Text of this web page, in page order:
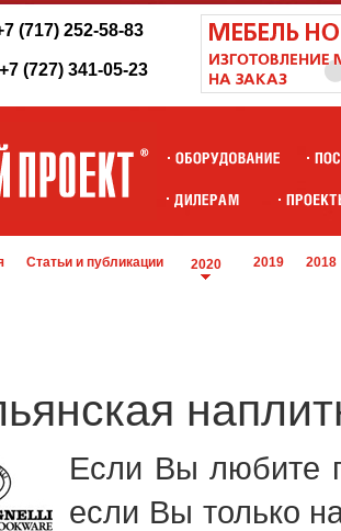
(717) 252-58-83
+7 (727) 341-05-23
Статьи и публикации 2020 2019 2018
Если Вы любите
если Вы только